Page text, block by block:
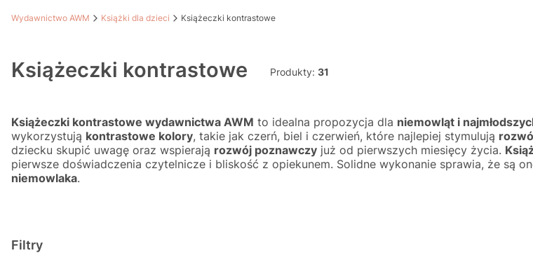
Wydawnictwo AWM Książki dla dzieci Książeczki kontrastowe
Książeczki kontrastowe Produkty: 31
Książeczki kontrastowe wydawnictwa AWM to idealna propozycja dla niemowląt i
wykorzystują kontrastowe kolory, takie jak czerń, biel i czerwień, które najlepiej stymulują
dziecku skupić uwagę oraz wspierają rozwój poznawczy już od pierwszych miesięcy życia.
pierwsze doświadczenia czytelnicze i bliskość z opiekunem. Solidne wykonanie sprawia, że są
niemowlaka.
Filtry